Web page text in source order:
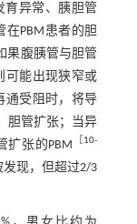
育异常、胰胆管
在PBM患者的胆
果腹胰管与胆管
可能出现狭窄或
通受阻时，将导
胆管扩张；当异
扩张的PBM
［10-
发现，但超过2/3